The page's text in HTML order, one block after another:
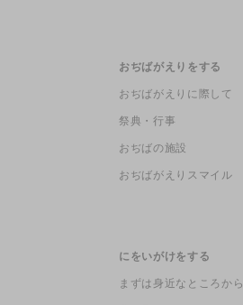
おぢばがえりをする
おぢばがえりに際して
祭典・行事
おぢばの施設
おぢばがえりスマイル
にをいがけをする
まずは身近なところから